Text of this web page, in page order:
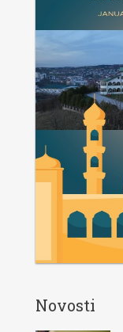
Novosti